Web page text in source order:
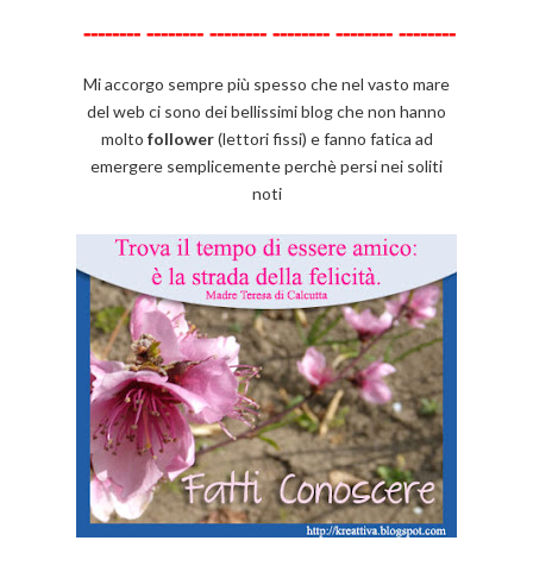
------------------------------------------------
Mi accorgo sempre più spesso che nel vasto mare
del web ci sono dei bellissimi blog che non hanno
molto follower(lettori fissi) e fanno fatica ad
emergere semplicemente perchè persi nei soliti
noti